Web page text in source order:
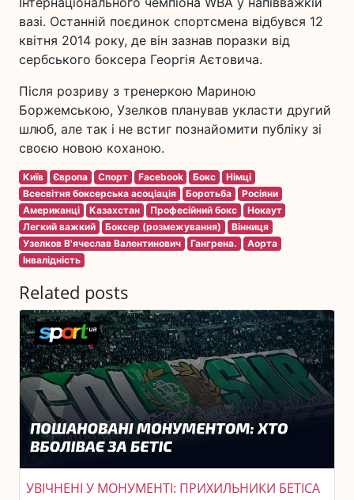
вазі. Останній поєдинок спортсмена відбувся 12
квітня 2014 року, де він зазнав поразки від
сербського боксера Георгія Аєтовича.
Після розриву з тренеркою Мариною
Боржемською, Узелков планував укласти другий
шлюб, але так і не встиг познайомити публіку зі
своєю новою коханою.
Київ Європа Спорт Facebook Бокс
Німці
Всесвітня боксерська асоціація
Боротьба
Росіяни
Американці
Казахстан Професійний бокс
Нокаут
Легкий важкий
Боксер (розмежування)
Вінниця
Узелков В'ячеслав Валентинович
Гангрена.
Аорта
Інвалідність
Related posts
УВІЧНЕНІ У МОНУМЕНТІ: ПРИХИЛЬНИКИ БЕТІСА